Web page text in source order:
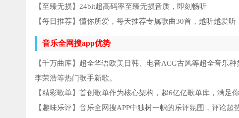
【至臻无损】24bit超高码率至臻无损音质，即刻畅听
【每日推荐】懂你所爱，每天推荐专属歌曲30首，越听越爱听
音乐全网搜app优势
【千万曲库】超全华语欧美日韩、电音ACG古风等超全音乐
李荣浩等热门歌手新歌。
【精彩歌单】首创歌单作为核心架构，超6亿亿歌单库，满足
【趣味乐评】音乐全网搜APP中独树一帜的乐评氛围，评论